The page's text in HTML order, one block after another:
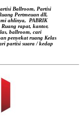
Harga
Pintu
Lipat,
Partisi
Lipat,
Terbaru
Ballroom, Partisi
Pertmeuan dll,
ahlinya,
PABRIK
rapat, kantor,
ballroom, cari
penyekat ruang Kelas
partisi suara / kedap